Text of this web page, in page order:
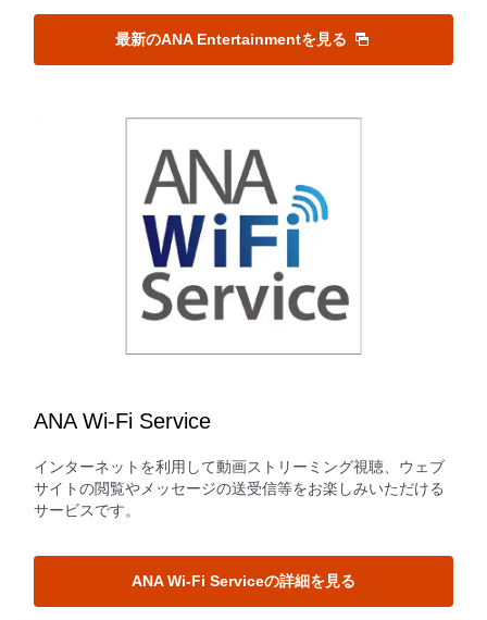
最新のANA Entertainmentを見る
ANA Wi-Fi Service
インターネットを利用して動画ストリーミング視聴、ウェブ
サイトの閲覧やメッセージの送受信等をお楽しみいただける
サービスです。
ANA Wi-Fi Serviceの詳細を見る